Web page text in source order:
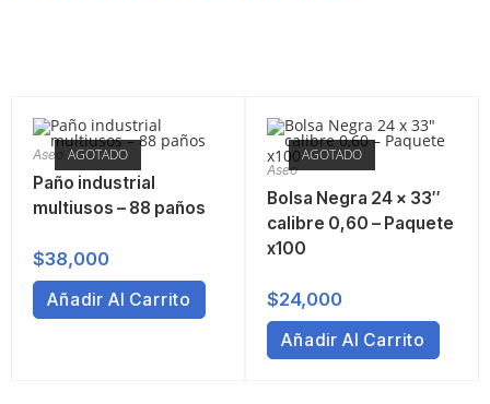
AGOTADO
Aseo
Paño industrial
multiusos – 88 paños
$38,000
Añadir Al Carrito
AGOTADO
Aseo
Bolsa Negra 24 x 33″
calibre 0,60 – Paquete
x100
$24,000
Añadir Al Carrito